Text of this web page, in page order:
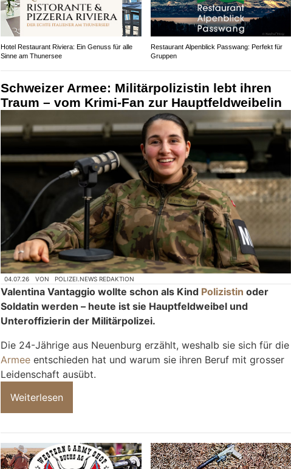
Hotel Restaurant Riviera: Ein Genuss für alle
Sinne am Thunersee
Restaurant Alpenblick Passwang: Perfekt für
Gruppen
Schweizer Armee: Militärpolizistin lebt ihren
Traum – vom Krimi-Fan zur Hauptfeldweibelin
04.07.26 VON POLIZEI.NEWS REDAKTION
Valentina Vantaggio wollte schon als Kind Polizistin oder
Soldatin werden – heute ist sie Hauptfeldweibel und
Unteroffizierin der Militärpolizei.
Die 24-Jährige aus Neuenburg erzählt, weshalb sie sich für die
Armee entschieden hat und warum sie ihren Beruf mit grosser
Leidenschaft ausübt.
Weiterlesen